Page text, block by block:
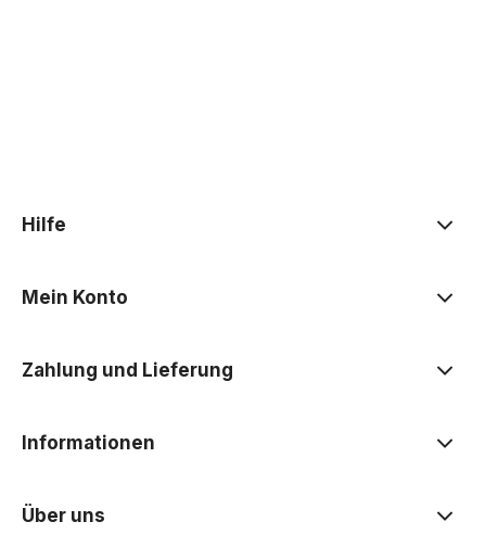
Hilfe
Mein Konto
Zahlung und Lieferung
Informationen
Über uns